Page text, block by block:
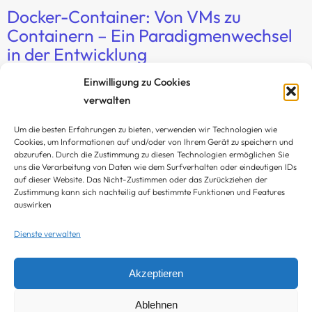
Einwilligung zu Cookies
verwalten
Um die besten Erfahrungen zu bieten, verwenden wir Technologien wie
Cookies, um Informationen auf und/oder von Ihrem Gerät zu speichern und
abzurufen. Durch die Zustimmung zu diesen Technologien ermöglichen Sie
uns die Verarbeitung von Daten wie dem Surfverhalten oder eindeutigen IDs
auf dieser Website. Das Nicht-Zustimmen oder das Zurückziehen der
Zustimmung kann sich nachteilig auf bestimmte Funktionen und Features
auswirken
Dienste verwalten
Akzeptieren
Ablehnen
Docker-Container: Von VMs zu
Containern – Ein Paradigmenwechsel
in der Entwicklung
Docker-Container erleichtern die Implementierung
revolutionären Wandel in der Softwareentwicklung
an.
Weiterlesen…